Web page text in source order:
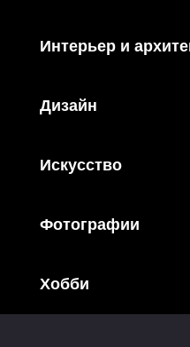
Интерьер и
Дизайн
Искусство
Фотографии
Хобби